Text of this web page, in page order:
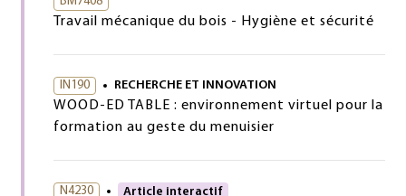
Travail mécanique du bois - Hygiène et sécurité
IN190 RECHERCHE ET INNOVATION
WOOD-ED TABLE : environnement virtuel pour la
formation au geste du menuisier
N4230 Article interactif